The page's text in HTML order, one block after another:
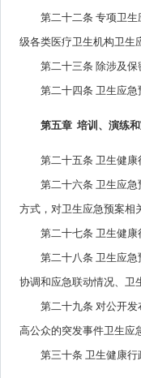
第二十二条 专项卫生应
级各类医疗卫生机构卫生
第二十三条 除涉及保
第二十四条 卫生应急
第五章 培训、演练
第二十五条 卫生健
第二十六条 卫生应急预
方式，对卫生应急预案相
第二十七条 卫生健康行
第二十八条 卫生应急预
协调和应急联动情况、卫
第二十九条 对公开发布
高公众的突发事件卫生应
第三十条 卫生健康行